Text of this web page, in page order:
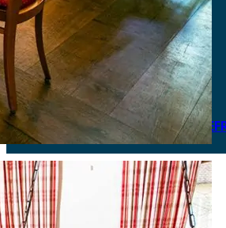
AKTUELLES
DOWNLOADS
DATENSCHUTZ
IMPRESSUM
LEICHTE SPRACHE
ERKLÄRUNG ZUR
KONTAKT